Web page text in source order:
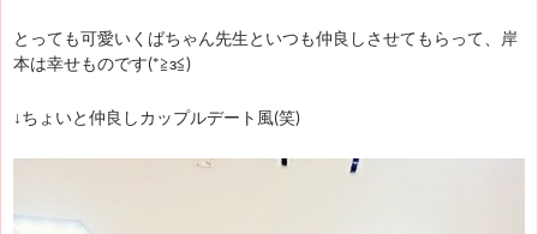
とっても可愛いくばちゃん先生といつも仲良しさせてもらって、岸
本は幸せものです(*≧з≦)
↓ちょいと仲良しカップルデート風(笑)